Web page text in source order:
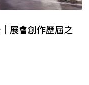
展會創作歷屆之